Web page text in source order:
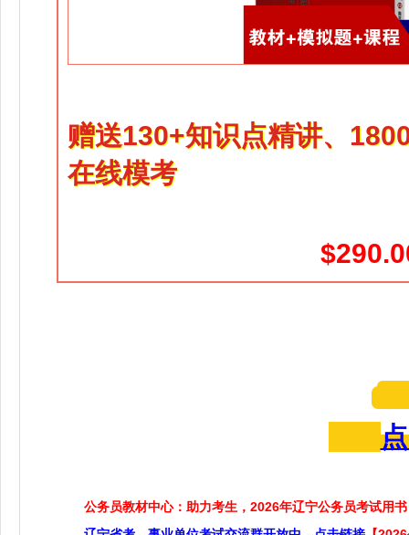
赠送130+知识点精讲、
在线模考
公务员教材中心：助力考生，2026年辽宁公务员考试用书